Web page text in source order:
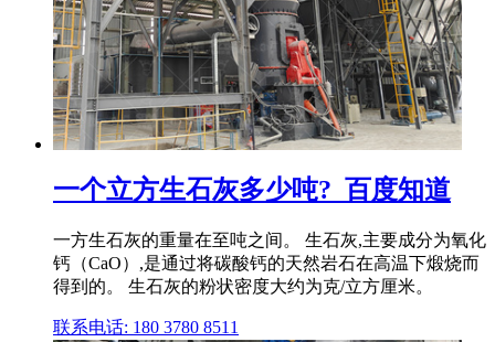
一个立方生石灰多少吨?_百度知道
一方生石灰的重量在至吨之间。 生石灰,主要成分为氧化
钙（CaO）,是通过将碳酸钙的天然岩石在高温下煅烧而
得到的。 生石灰的粉状密度大约为克/立方厘米。
联系电话: 180 3780 8511